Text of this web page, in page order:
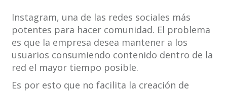
Instagram, una de las redes sociales más
potentes para hacer comunidad. El problema
es que la empresa desea mantener a los
usuarios consumiendo contenido dentro de la
red el mayor tiempo posible.
Es por esto que no facilita la creación de